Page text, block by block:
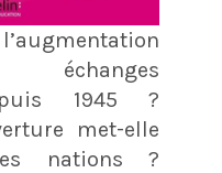
1945 ?
met-elle
nations ?